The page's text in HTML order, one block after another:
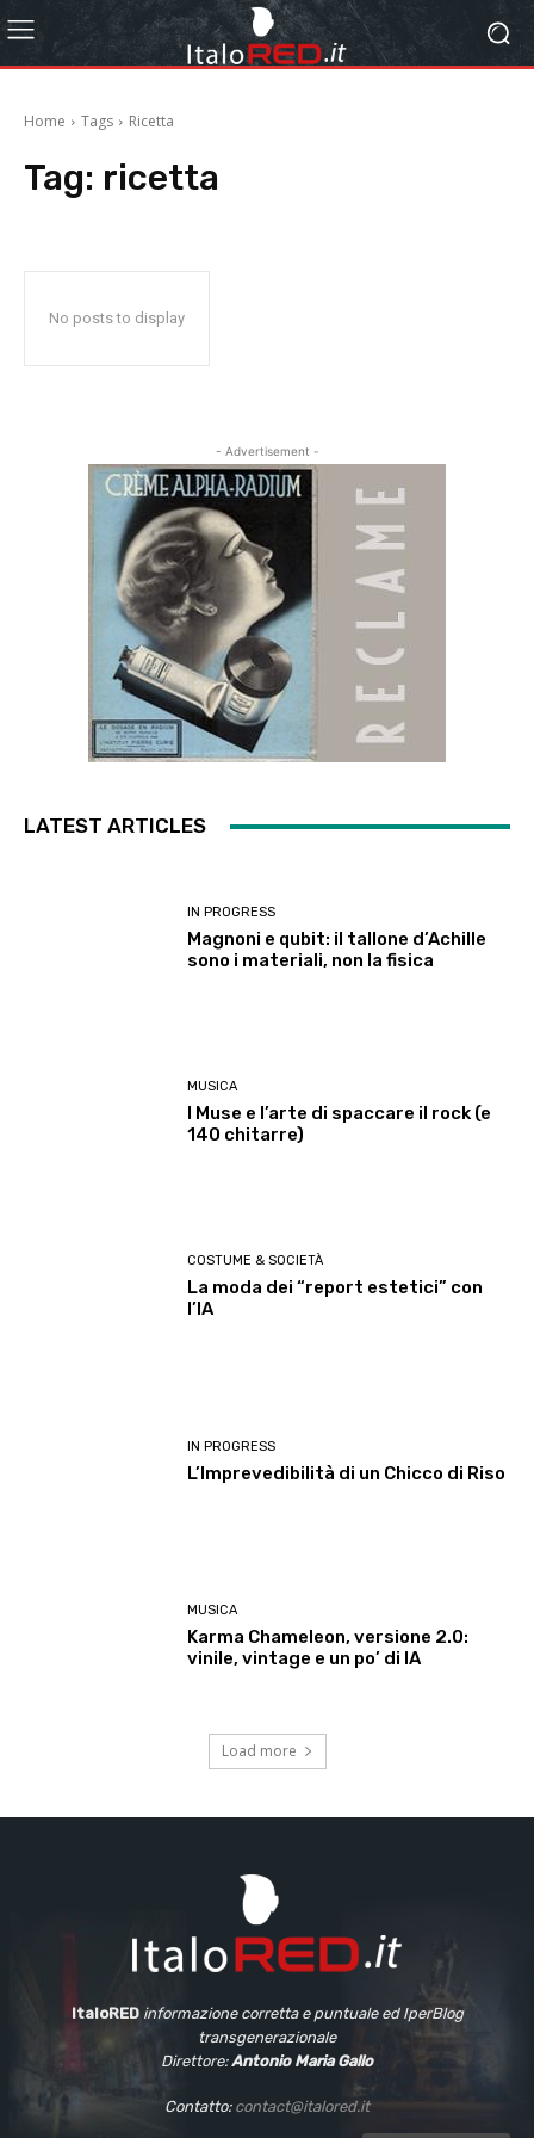
Home Tags Ricetta
Tag: ricetta
No posts to display
- Advertisement -
LATEST ARTICLES
IN PROGRESS
Magnoni e qubit: il tallone d’Achille
sono i materiali, non la fisica
MUSICA
I Muse e l’arte di spaccare il rock (e
140 chitarre)
COSTUME & SOCIETÀ
La moda dei “report estetici” con
l’IA
IN PROGRESS
L’Imprevedibilità di un Chicco di Riso
MUSICA
Karma Chameleon, versione 2.0:
vinile, vintage e un po’ di IA
Load more
ItaloRED informazione corretta e puntuale ed IperBlog
transgenerazionale
Direttore:Antonio Maria Gallo
Contatto: contact@italored.it